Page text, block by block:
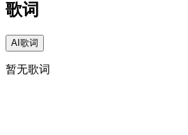
歌词
AI歌词
暂无歌词